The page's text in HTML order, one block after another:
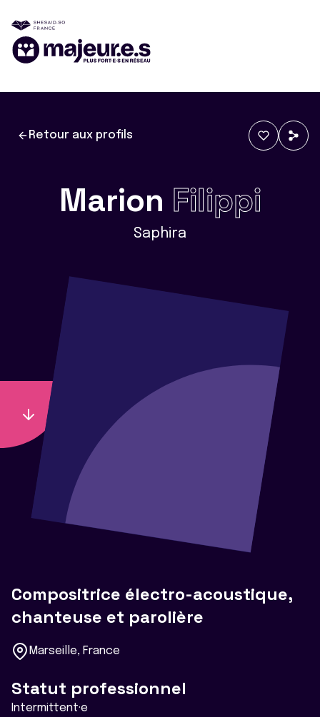
Retour aux profils
Marion Filippi
Saphira
Compositrice électro-acoustique,
chanteuse et parolière
Marseille, France
Statut professionnel
Intermittent·e